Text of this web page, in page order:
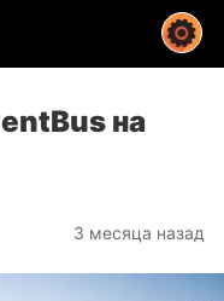
на
3 месяца назад